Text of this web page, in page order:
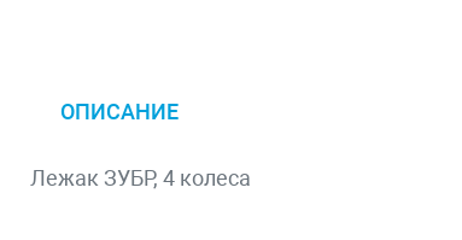
ОПИСАНИЕ
Лежак ЗУБР, 4 колеса